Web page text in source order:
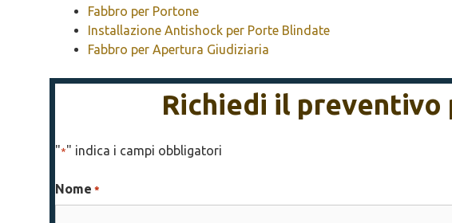
Fabbro per Portone
Installazione Antishock per Porte Blindate
Fabbro per Apertura Giudiziaria
Richiedi il preventivo
"*" indica i campi obbligatori
Nome *